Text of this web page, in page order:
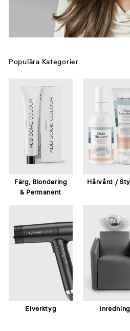
Populära Kategorier
Färg, Blondering
& Permanent
Hårvård /
Elverktyg Inredning